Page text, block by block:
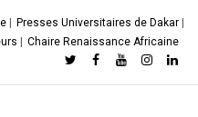
Presses Universitaires de Dakar
Chaire Renaissance Africaine